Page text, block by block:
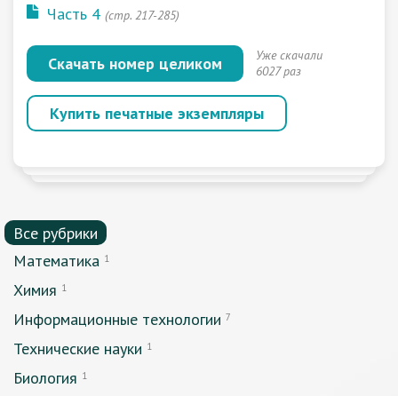
Часть 4 (стр. 217-285)
Скачать номер целиком
Уже скачали
6027 раз
Купить печатные экземпляры
Все рубрики
Математика 1
Химия 1
Информационные технологии 7
Технические науки 1
Биология 1